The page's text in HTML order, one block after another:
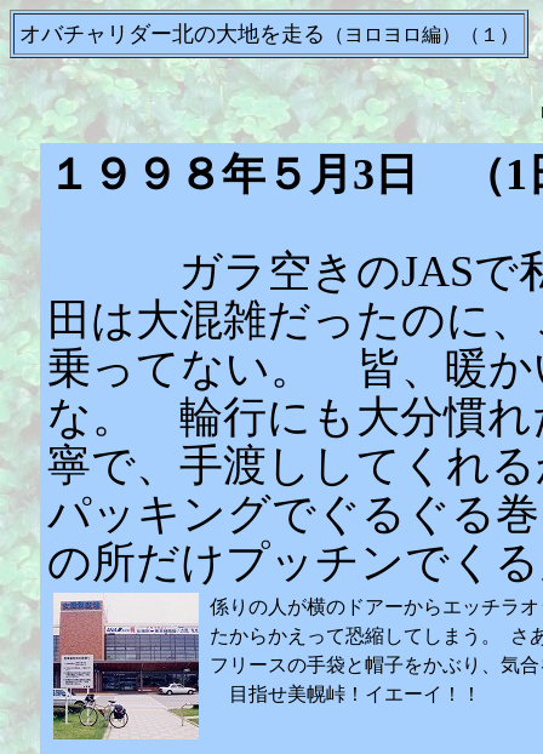
オバチャリダー北の大地を走る （ヨロヨロ編）（１）
１９９８年５月3日 （1
ガラ空きのJASで私
田は大混雑だったのに
乗ってない。 皆、暖か
な。 輪行にも大分慣れ
寧で、手渡ししてくれ
パッキングでぐるぐる
の所だけプッチンでく
係りの人が横のドアーからエッチラ
たからかえって恐縮してしまう。
フリースの手袋と帽子をかぶり、気
目指せ美幌峠！イエーイ！！